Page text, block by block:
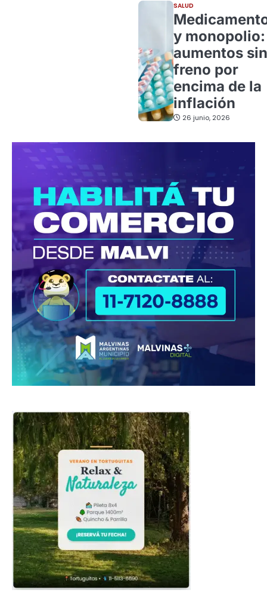
SALUD
y monopolio:
aumentos sin
freno por
encima de la
inflación
26 junio, 2026